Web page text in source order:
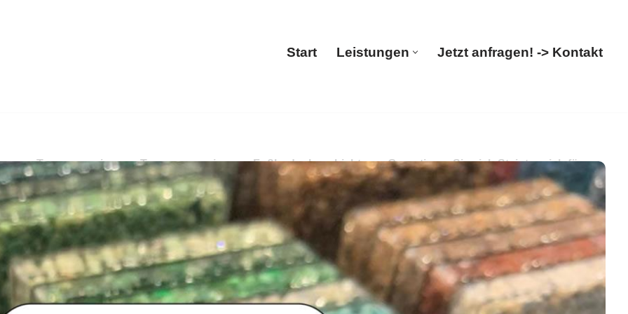
Start Leistungen Jetzt anfragen! -> Kontakt
Treppensanierung, Terrassensanierung, Fußbodenbeschichtung. Garantieren Sie sich Steinteppich für
Terrassensanierung, Fußbodenbeschichtung. Haben Sie gesucht: ✓Terrassensanierung,
✓Fußbodenbeschichtung für Bad Salzuflen.
PayKIES, Ihr Boden-Verleger. Wir sind nur einen Anruf